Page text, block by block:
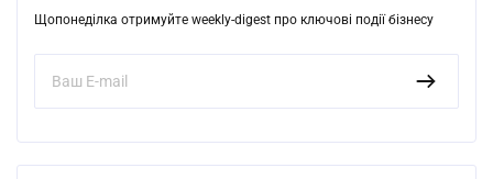
Щопонеділка отримуйте weekly-digest про ключові події бізнесу